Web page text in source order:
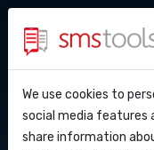
API Docs
Waarom
Blog
Contact
Een offerte
SMS
We use cookies to
social media features
share information